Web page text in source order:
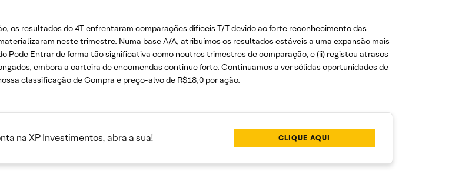
os resultados do 4T enfrentaram comparações difíceis T/T devido ao forte reconhecimento das
neste trimestre. Numa base A/A, atribuímos os resultados estáveis a uma expansão mais
Pode Entrar de forma tão significativa como noutros trimestres de comparação, e (ii) registou atrasos
embora a carteira de encomendas continue forte. Continuamos a ver sólidas oportunidades de
classificação de Compra e preço-alvo de R$18,0 por ação.
na XP Investimentos, abra a sua! CLIQUE AQUI